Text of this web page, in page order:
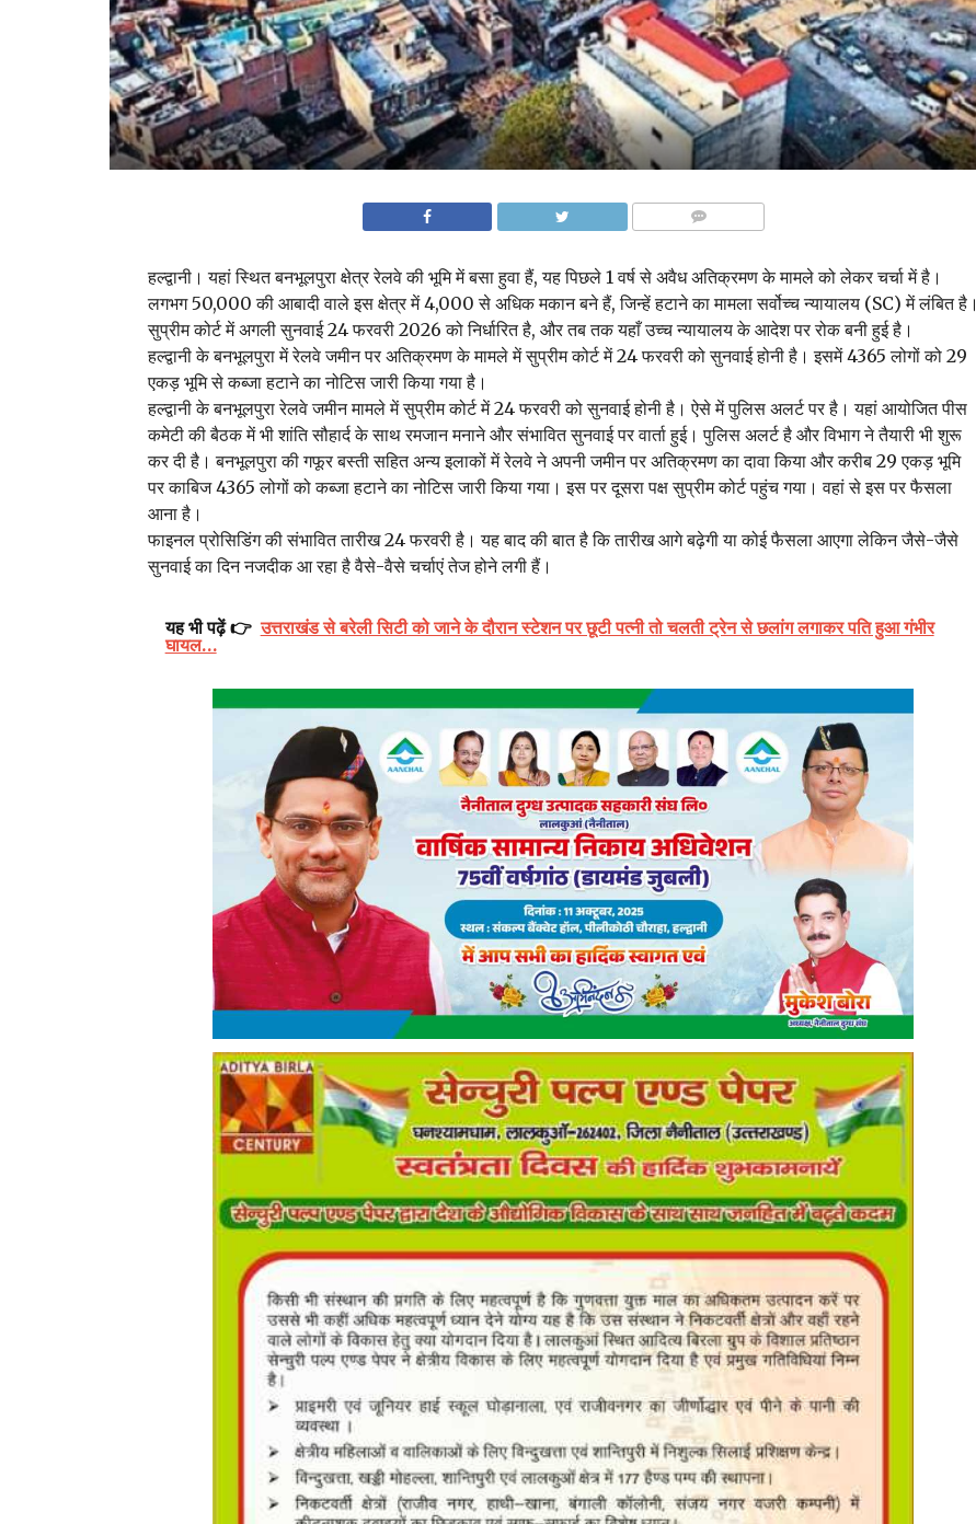
हल्द्वानी। यहां स्थित बनभूलपुरा क्षेत्र रेलवे की भूमि में बसा हुवा हैं, यह पिछले 1 वर्ष से अवैध अतिक्रमण के मामले को लेकर चर्चा में है।
लगभग 50,000 की आबादी वाले इस क्षेत्र में 4,000 से अधिक मकान बने हैं, जिन्हें हटाने का मामला सर्वोच्च न्यायालय (SC) में लंबित है।
सुप्रीम कोर्ट में अगली सुनवाई 24 फरवरी 2026 को निर्धारित है, और तब तक यहाँ उच्च न्यायालय के आदेश पर रोक बनी हुई है।
हल्द्वानी के बनभूलपुरा में रेलवे जमीन पर अतिक्रमण के मामले में सुप्रीम कोर्ट में 24 फरवरी को सुनवाई होनी है। इसमें 4365 लोगों को 29
एकड़ भूमि से कब्जा हटाने का नोटिस जारी किया गया है।
हल्द्वानी के बनभूलपुरा रेलवे जमीन मामले में सुप्रीम कोर्ट में 24 फरवरी को सुनवाई होनी है। ऐसे में पुलिस अलर्ट पर है। यहां आयोजित पीस
कमेटी की बैठक में भी शांति सौहार्द के साथ रमजान मनाने और संभावित सुनवाई पर वार्ता हुई। पुलिस अलर्ट है और विभाग ने तैयारी भी शुरू
कर दी है। बनभूलपुरा की गफूर बस्ती सहित अन्य इलाकों में रेलवे ने अपनी जमीन पर अतिक्रमण का दावा किया और करीब 29 एकड़ भूमि
पर काबिज 4365 लोगों को कब्जा हटाने का नोटिस जारी किया गया। इस पर दूसरा पक्ष सुप्रीम कोर्ट पहुंच गया। वहां से इस पर फैसला
आना है।
फाइनल प्रोसिडिंग की संभावित तारीख 24 फरवरी है। यह बाद की बात है कि तारीख आगे बढ़ेगी या कोई फैसला आएगा लेकिन जैसे-जैसे
सुनवाई का दिन नजदीक आ रहा है वैसे-वैसे चर्चाएं तेज होने लगी हैं।
यह भी पढ़ें 👉 उत्तराखंड से बरेली सिटी को जाने के दौरान स्टेशन पर छूटी पत्नी तो चलती ट्रेन से छलांग लगाकर पति हुआ गंभीर
घायल…